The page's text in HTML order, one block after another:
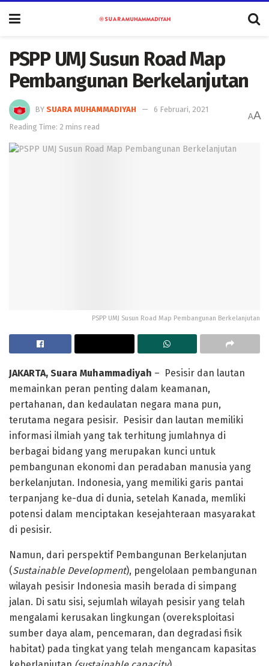
PSPP UMJ Susun Road Map
Pembangunan Berkelanjutan
BY SUARA MUHAMMADIYAH
6 Februari, 2021
Reading Time: 2 mins read
AA
PSPP UMJ Susun Road Map Pembangunan Berkelanjutan
JAKARTA, Suara Muhammadiyah – Pesisir dan lautan
memainkan peran penting dalam keamanan,
pertahanan, dan kedaulatan negara mana pun,
terutama negara pesisir. Pesisir dan lautan memiliki
informasi ilmiah yang tak terhitung jumlahnya di
berbagai bidang yang merupakan kunci untuk
pembangunan ekonomi dan peradaban manusia yang
berkelanjutan. Indonesia, yang memiliki garis pantai
terpanjang ke-dua di dunia, setelah Kanada, memliki
potensi dalam menciptakan kesejahteraan masyarakat
di pesisir.
Namun, dari perspektif Pembangunan Berkelanjutan
(Sustainable Development), pengelolaan pembangunan
wilayah pesisir Indonesia masih berada di simpang
jalan. Di satu sisi, sejumlah wilayah pesisir yang telah
mengalami kerusakan lingkungan (overeksploitasi
sumber daya alam, pencemaran, dan degradasi fisik
habitat) pada tingkat yang telah mengancam kapasitas